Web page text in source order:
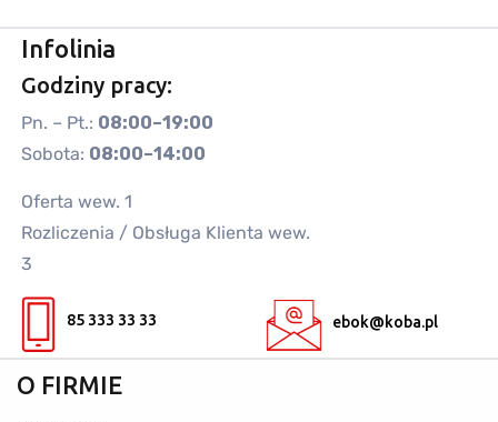
Infolinia
Godziny pracy:
Pn. – Pt.: 08:00–19:00
Sobota: 08:00–14:00
Oferta wew. 1
Rozliczenia / Obsługa Klienta wew.
3
85 333 33 33 ebok@koba.pl
O FIRMIE